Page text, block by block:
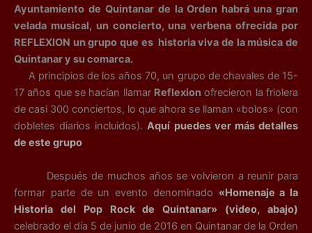
Ayuntamiento de Quintanar de la Orden habrá una gran
velada musical, un concierto, una verbena ofrecida por
REFLEXION un grupo que es historia viva de la música de
Quintanar y su comarca.
A principios de los años 70, un grupo de chavales de 15-
17 años que se hacían llamar Reflexion ofrecieron la friolera
de casi 300 conciertos, lo que ahora se llaman «bolos» (con
dobletes diarios incluidos).Aquí puedes ver más detalles
de este grupo
Después de muchos años se volvieron a reunir para
formar parte de un evento denominado «Homenaje a la
Historia del Pop Rock de Quintanar» (video, abajo)
celebrado el día 5 de junio de 2016 en Quintanar de la Orden